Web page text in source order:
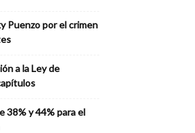
Puenzo por el crimen
a la Ley de
38% y 44% para el